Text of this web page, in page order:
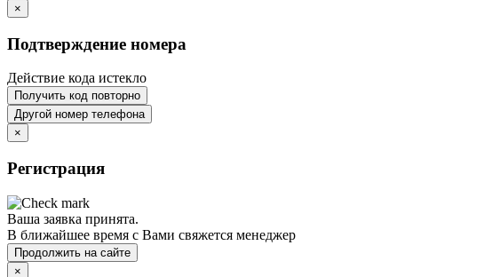
×
Подтверждение номера
Действие кода истекло
Получить код повторно
Другой номер телефона
×
Регистрация
Ваша заявка принята.
В ближайшее время с Вами свяжется менеджер
Продолжить на сайте
×